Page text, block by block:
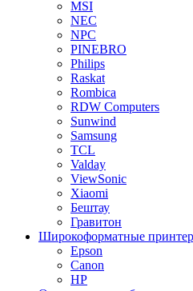
MSI
NEC
NPC
PINEBRO
Philips
Raskat
Rombica
RDW Computers
Sunwind
Samsung
TCL
Valday
ViewSonic
Xiaomi
Бештау
Гравитон
Широкоформатные
Epson
Canon
HP